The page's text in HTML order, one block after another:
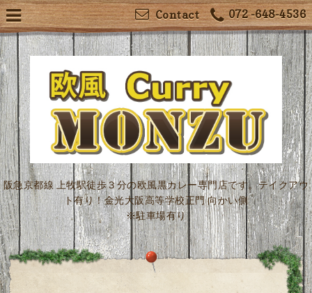
072 -648-4536
Contact
阪急京都線 上牧駅徒歩３分の欧風黒カレー専門店です。テイクアウ
ト有り！金光大阪高等学校正門 向かい側
※駐車場有り